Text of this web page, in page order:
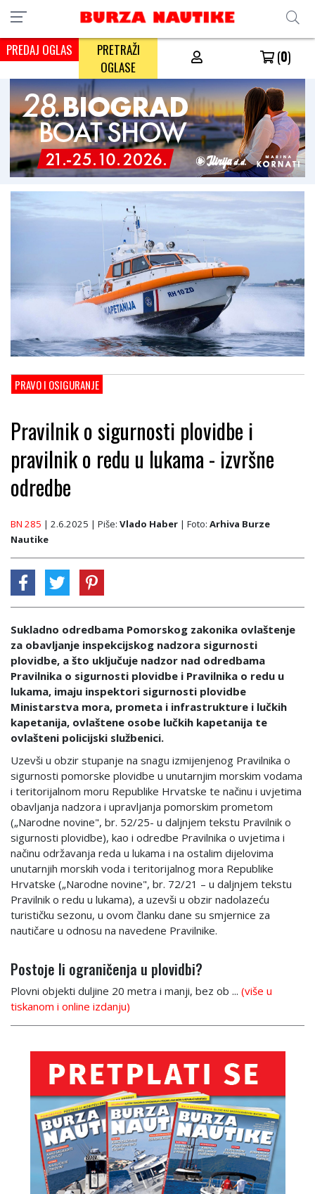
PREDAJ OGLAS
PRETRAŽI
OGLASE
(0)
PRAVO I OSIGURANJE
Pravilnik o sigurnosti plovidbe i
pravilnik o redu u lukama - izvršne
odredbe
BN 285 | 2.6.2025 | Piše: Vlado Haber | Foto: Arhiva Burze
Nautike
Sukladno odredbama Pomorskog zakonika ovlaštenje
za obavljanje inspekcijskog nadzora sigurnosti
plovidbe, a što uključuje nadzor nad odredbama
Pravilnika o sigurnosti plovidbe i Pravilnika o redu u
lukama, imaju inspektori sigurnosti plovidbe
Ministarstva mora, prometa i infrastrukture i lučkih
kapetanija, ovlaštene osobe lučkih kapetanija te
ovlašteni policijski službenici.
Uzevši u obzir stupanje na snagu izmijenjenog Pravilnika o
sigurnosti pomorske plovidbe u unutarnjim morskim vodama
i teritorijalnom moru Republike Hrvatske te načinu i uvjetima
obavljanja nadzora i upravljanja pomorskim prometom
(„Narodne novine", br. 52/25- u daljnjem tekstu Pravilnik o
sigurnosti plovidbe), kao i odredbe Pravilnika o uvjetima i
načinu održavanja reda u lukama i na ostalim dijelovima
unutarnjih morskih voda i teritorijalnog mora Republike
Hrvatske („Narodne novine", br. 72/21 – u daljnjem tekstu
Pravilnik o redu u lukama), a uzevši u obzir nadolazeću
turističku sezonu, u ovom članku dane su smjernice za
nautičare u odnosu na navedene Pravilnike.
Postoje li ograničenja u plovidbi?
Plovni objekti duljine 20 metra i manji, bez ob ... (više u
tiskanom i online izdanju)